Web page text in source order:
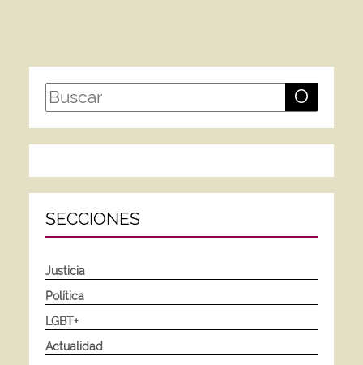
O
SECCIONES
Justicia
Política
LGBT+
Actualidad